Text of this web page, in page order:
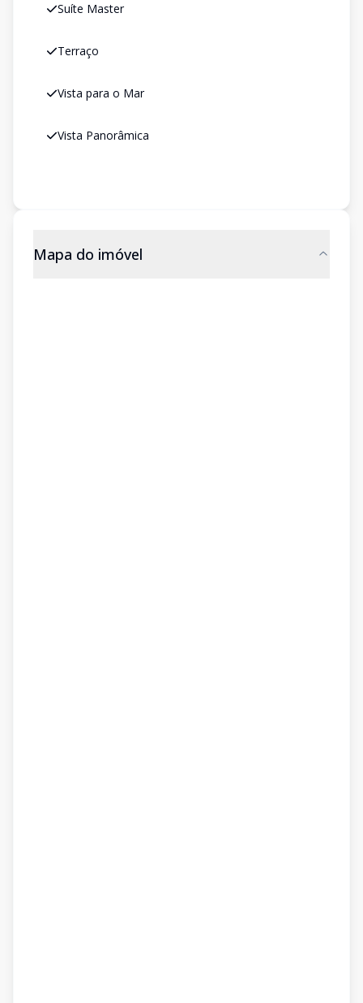
Suíte Master
Terraço
Vista para o Mar
Vista Panorâmica
Mapa do imóvel